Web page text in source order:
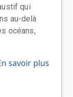
qui
au-delà
océans,
savoir plus